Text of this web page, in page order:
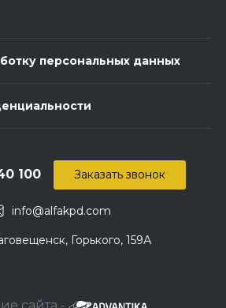
персональных данных
info@alfakpd.com
100
Горького, 159А
Заказать звонок